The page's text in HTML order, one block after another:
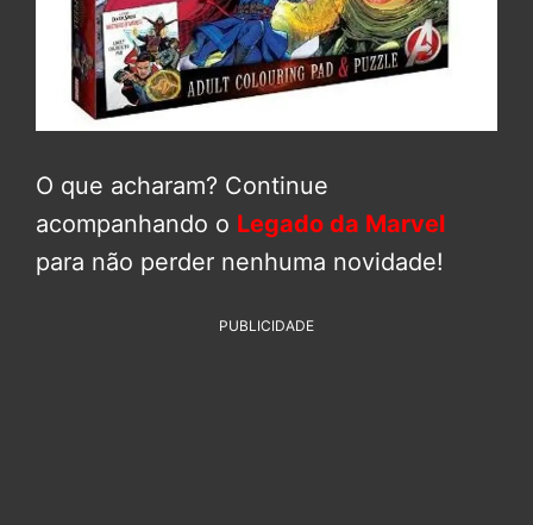
O que acharam? Continue
acompanhando o Legado da Marvel
para não perder nenhuma novidade!
PUBLICIDADE